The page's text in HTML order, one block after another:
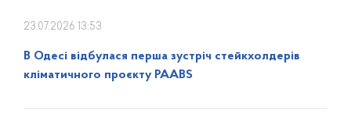
23.07.2026 13:53
В Одесі відбулася перша зустріч стейкхолдерів
кліматичного проєкту PAABS